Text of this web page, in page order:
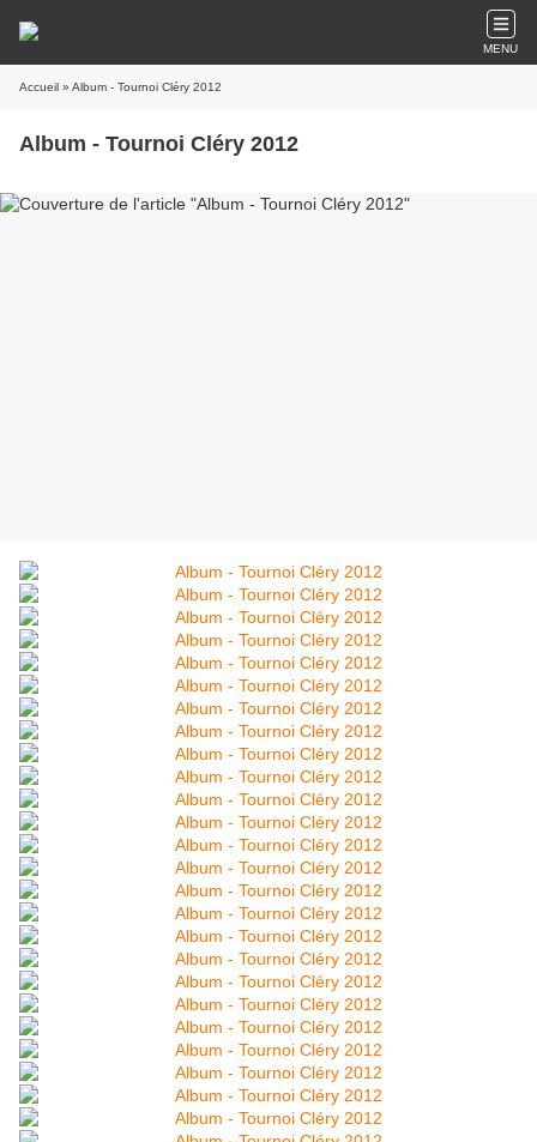
MENU
Accueil » Album - Tournoi Cléry 2012
Album - Tournoi Cléry 2012